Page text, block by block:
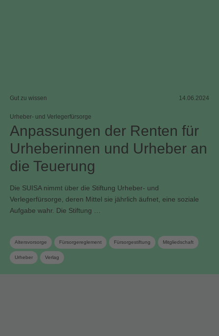
Gut zu wissen 14.06.2024
Urheber- und Verlegerfürsorge
Anpassungen der Renten für
Urheberinnen und Urheber an
die Teuerung
Die SUISA nimmt über die Stiftung Urheber- und
Verlegerfürsorge, deren Mittel sie jährlich äufnet, eine soziale
Aufgabe wahr. Die Stiftung …
Altersvorsorge Fürsorgereglement Fürsorgestiftung Mitgliedschaft
Urheber Verlag